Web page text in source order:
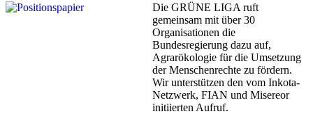
Die GRÜNE LIGA ruft
gemeinsam mit über 30
Organisationen die
Bundesregierung dazu auf,
Agrarökologie für die Umsetzung
der Menschenrechte zu fördern.
Wir unterstützen den vom Inkota-
Netzwerk, FIAN und Misereor
initiierten Aufruf.